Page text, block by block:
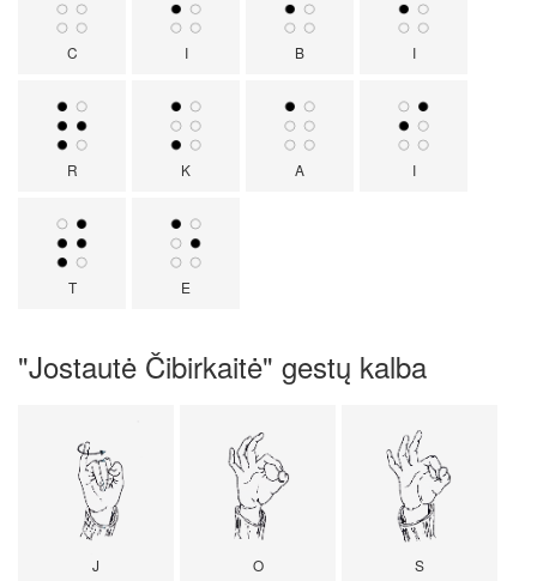
C I B I
R K A I
T E
"Jostautė Čibirkaitė" gestų kalba
J O S